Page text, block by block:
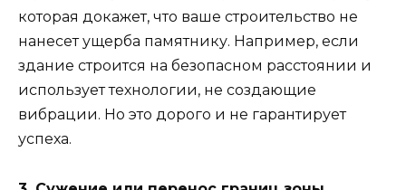
которая докажет, что ваше строительство не
нанесет ущерба памятнику. Например, если
здание строится на безопасном расстоянии и
использует технологии, не создающие
вибрации. Но это дорого и не гарантирует
успеха.